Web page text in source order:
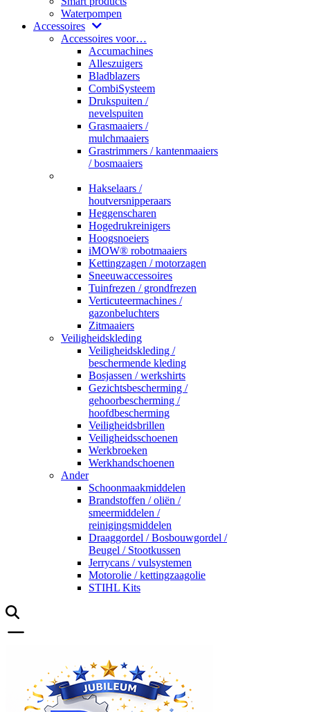
Waterpompen
Accessoires
Accessoires voor…
Accumachines
Alleszuigers
Bladblazers
CombiSysteem
Drukspuiten /
nevelspuiten
Grasmaaiers /
mulchmaaiers
Grastrimmers / kantenmaaiers
/ bosmaaiers
Hakselaars /
houtversnipperaars
Heggenscharen
Hogedrukreinigers
Hoogsnoeiers
iMOW® robotmaaiers
Kettingzagen / motorzagen
Sneeuwaccessoires
Tuinfrezen / grondfrezen
Verticuteermachines /
gazonbeluchters
Zitmaaiers
Veiligheidskleding
Veiligheidskleding /
beschermende kleding
Bosjassen / werkshirts
Gezichtsbescherming /
gehoorbescherming /
hoofdbescherming
Veiligheidsbrillen
Veiligheidsschoenen
Werkbroeken
Werkhandschoenen
Ander
Schoonmaakmiddelen
Brandstoffen / oliën /
smeermiddelen /
reinigingsmiddelen
Draaggordel / Bosbouwgordel /
Beugel / Stootkussen
Jerrycans / vulsystemen
Motorolie / kettingzaagolie
STIHL Kits